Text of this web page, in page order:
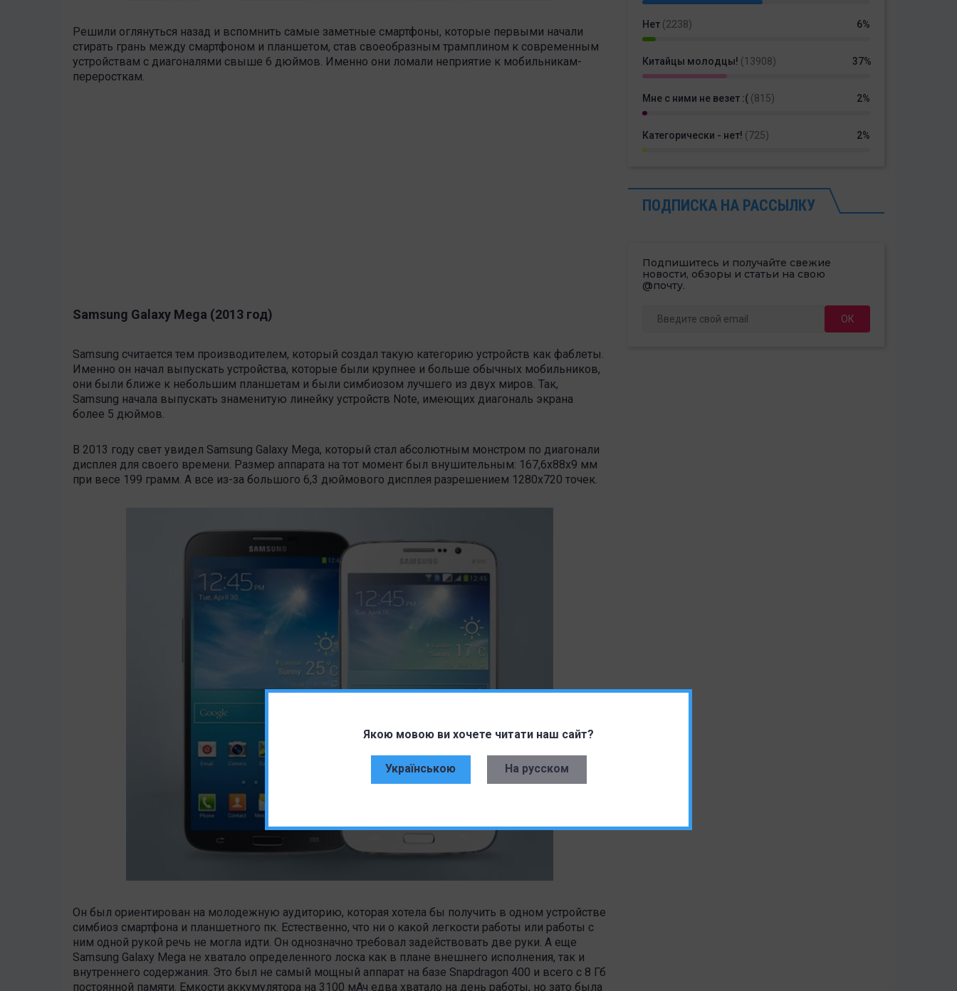
Якою мовою ви хочете читати наш сайт?
Українською На русском
Решили оглянуться назад и вспомнить самые заметные смартфоны, которые первыми начали
стирать грань между смартфоном и планшетом, став своеобразным трамплином к современным
устройствам с диагоналями свыше 6 дюймов. Именно они ломали неприятие к мобильникам-
переросткам.
Samsung Galaxy Mega (2013 год)
Samsung считается тем производителем, который создал такую категорию устройств как фаблеты.
Именно он начал выпускать устройства, которые были крупнее и больше обычных мобильников,
они были ближе к небольшим планшетам и были симбиозом лучшего из двух миров. Так,
Samsung начала выпускать знаменитую линейку устройств Note, имеющих диагональ экрана
более 5 дюймов.
В 2013 году свет увидел Samsung Galaxy Mega, который стал абсолютным монстром по диагонали
дисплея для своего времени. Размер аппарата на тот момент был внушительным: 167,6х88х9 мм
при весе 199 грамм. А все из-за большого 6,3 дюймового дисплея разрешением 1280х720 точек.
Он был ориентирован на молодежную аудиторию, которая хотела бы получить в одном устройстве
симбиоз смартфона и планшетного пк. Естественно, что ни о какой легкости работы или работы с
ним одной рукой речь не могла идти. Он однозначно требовал задействовать две руки. А еще
Samsung Galaxy Mega не хватало определенного лоска как в плане внешнего исполнения, так и
внутреннего содержания. Это был не самый мощный аппарат на базе Snapdragon 400 и всего с 8 Гб
постоянной памяти. Емкости аккумулятора на 3100 мАч едва хватало на день работы, но зато была
Нет (2238) 6%
Китайцы молодцы! (13908) 37%
Мне с ними не везет :( (815) 2%
Категорически - нет! (725) 2%
ПОДПИСКА НА РАССЫЛКУ
Подпишитесь и получайте свежие
новости, обзоры и статьи на свою
@почту.
ОК